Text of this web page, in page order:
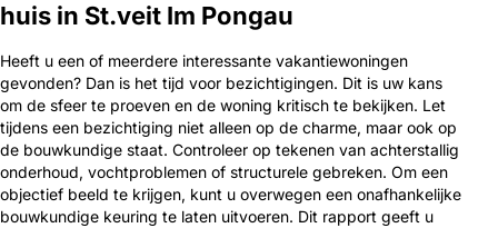
huis in St.veit Im Pongau
Heeft u een of meerdere interessante vakantiewoningen
gevonden? Dan is het tijd voor bezichtigingen. Dit is uw kans
om de sfeer te proeven en de woning kritisch te bekijken. Let
tijdens een bezichtiging niet alleen op de charme, maar ook op
de bouwkundige staat. Controleer op tekenen van achterstallig
onderhoud, vochtproblemen of structurele gebreken. Om een
objectief beeld te krijgen, kunt u overwegen een onafhankelijke
bouwkundige keuring te laten uitvoeren. Dit rapport geeft u